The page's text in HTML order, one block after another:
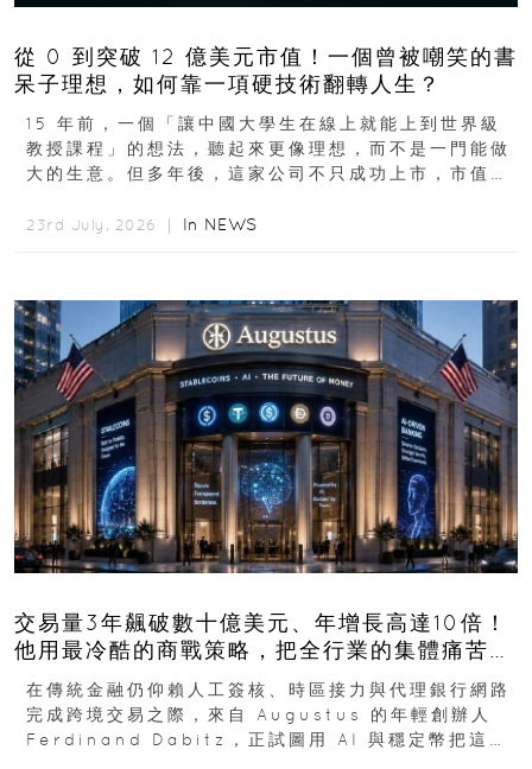
從 0 到突破 12 億美元市值！一個曾被嘲笑的書
呆子理想，如何靠一項硬技術翻轉人生？
15 年前，一個「讓中國大學生在線上就能上到世界級
教授課程」的想法，聽起來更像理想，而不是一門能做
大的生意。但多年後，這家公司不只成功上市，市值更
23rd July, 2026 ｜ In NEWS
交易量3年飆破數十億美元、年增長高達10倍！
他用最冷酷的商戰策略，把全行業的集體痛苦榨
成百億金庫
在傳統金融仍仰賴人工簽核、時區接力與代理銀行網路
完成跨境交易之際，來自 Augustus 的年輕創辦人
Ferdinand Dabitz，正試圖用 AI 與穩定幣把這套